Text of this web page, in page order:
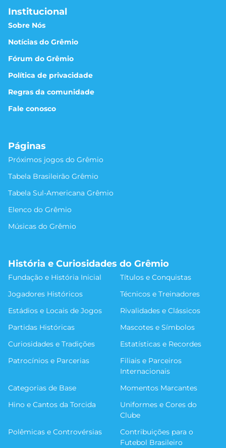
Institucional
Sobre Nós
Notícias do Grêmio
Fórum do Grêmio
Política de privacidade
Regras da comunidade
Fale conosco
Páginas
Próximos jogos do Grêmio
Tabela Brasileirão Grêmio
Tabela Sul-Americana Grêmio
Elenco do Grêmio
Músicas do Grêmio
História e Curiosidades do Grêmio
Fundação e História Inicial
Títulos e Conquistas
Jogadores Históricos
Técnicos e Treinadores
Estádios e Locais de Jogos
Rivalidades e Clássicos
Partidas Históricas
Mascotes e Símbolos
Curiosidades e Tradições
Estatísticas e Recordes
Patrocínios e Parcerias
Filiais e Parceiros
Internacionais
Categorias de Base
Momentos Marcantes
Hino e Cantos da Torcida
Uniformes e Cores do
Clube
Polêmicas e Controvérsias
Contribuições para o
Futebol Brasileiro